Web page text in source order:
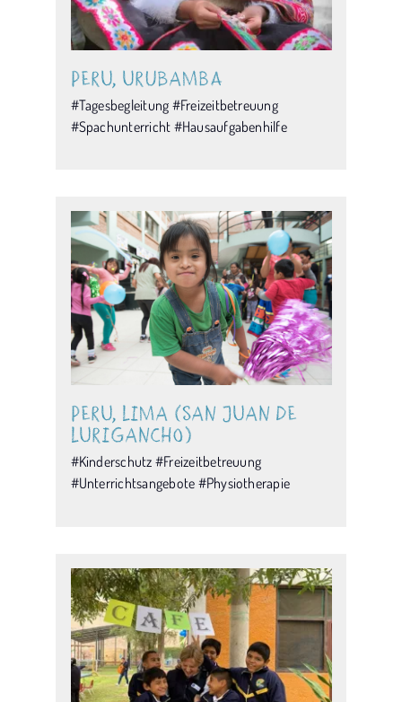
Peru, Urubamba
#Tagesbegleitung #Freizeitbetreuung
#Spachunterricht #Hausaufgabenhilfe
Peru, Lima (San Juan de
Lurigancho)
#Kinderschutz #Freizeitbetreuung
#Unterrichtsangebote #Physiotherapie